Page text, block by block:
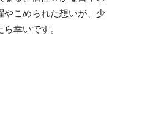
やこめられた想いが、少
幸いです。